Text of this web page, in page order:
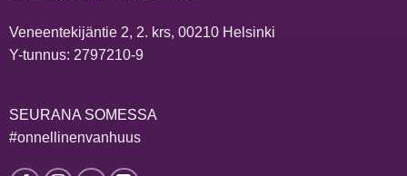
Veneentekijäntie 2, 2. krs, 00210 Helsinki
Y-tunnus: 2797210-9
SEURANA SOMESSA
#onnellinenvanhuus